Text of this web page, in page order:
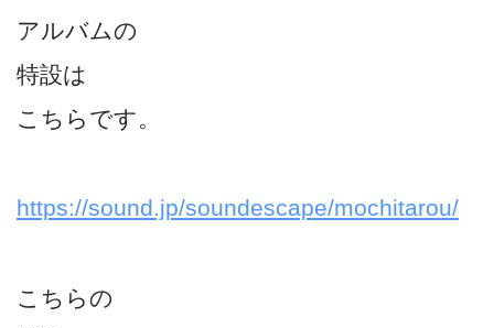
アルバムの
特設は
こちらです。
https://sound.jp/soundescape/mochitarou/
こちらの